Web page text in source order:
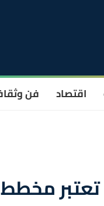
اقتصاد فن